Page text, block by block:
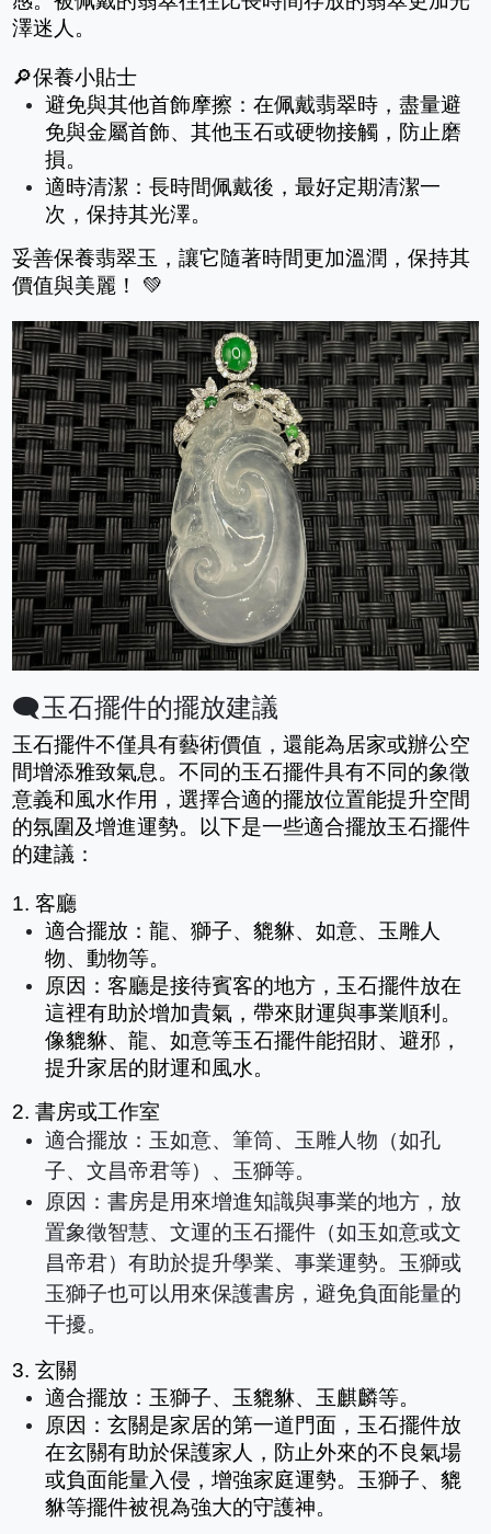
澤迷人。
🔎保養小貼士
避免與其他首飾摩擦：在佩戴翡翠時，盡量避
免與金屬首飾、其他玉石或硬物接觸，防止磨
損。
適時清潔：長時間佩戴後，最好定期清潔一
次，保持其光澤。
妥善保養翡翠玉，讓它隨著時間更加溫潤，保持其
價值與美麗！ 💚
🗨️玉石擺件的擺放建議
玉石擺件不僅具有藝術價值，還能為居家或辦公空
間增添雅致氣息。不同的玉石擺件具有不同的象徵
意義和風水作用，選擇合適的擺放位置能提升空間
的氛圍及增進運勢。以下是一些適合擺放玉石擺件
的建議：
1. 客廳
適合擺放：龍、獅子、貔貅、如意、玉雕人
物、動物等。
原因：客廳是接待賓客的地方，玉石擺件放在
這裡有助於增加貴氣，帶來財運與事業順利。
像貔貅、龍、如意等玉石擺件能招財、避邪，
提升家居的財運和風水。
2. 書房或工作室
適合擺放：玉如意、筆筒、玉雕人物（如孔
子、文昌帝君等）、玉獅等。
原因：書房是用來增進知識與事業的地方，放
置象徵智慧、文運的玉石擺件（如玉如意或文
昌帝君）有助於提升學業、事業運勢。玉獅或
玉獅子也可以用來保護書房，避免負面能量的
干擾。
3. 玄關
適合擺放：玉獅子、玉貔貅、玉麒麟等。
原因：玄關是家居的第一道門面，玉石擺件放
在玄關有助於保護家人，防止外來的不良氣場
或負面能量入侵，增強家庭運勢。玉獅子、貔
貅等擺件被視為強大的守護神。